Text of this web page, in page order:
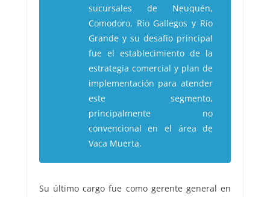
sucursales de Neuquén,
Comodoro, Río Gallegos y Río
Grande y su desafío principal
fue el establecimiento de la
estrategia comercial y plan de
implementación para atender
este segmento,
principalmente no
convencional en el área de
Vaca Muerta.
Su último cargo fue como gerente general en